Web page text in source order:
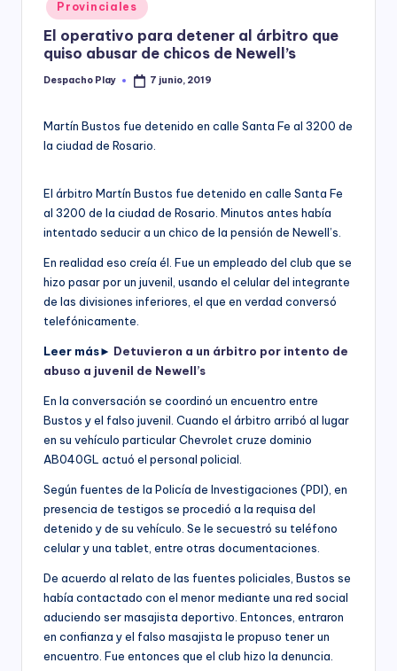
y
in
Provinciales
El operativo para detener al árbitro que
quiso abusar de chicos de Newell’s
Posted
Despacho Play 7 junio, 2019
Martín Bustos fue detenido en calle Santa Fe al 3200 de
la ciudad de Rosario.
El árbitro Martín Bustos fue detenido en calle Santa Fe
al 3200 de la ciudad de Rosario. Minutos antes había
intentado seducir a un chico de la pensión de Newell’s.
En realidad eso creía él. Fue un empleado del club que se
hizo pasar por un juvenil, usando el celular del integrante
de las divisiones inferiores, el que en verdad conversó
telefónicamente.
Leer más► Detuvieron a un árbitro por intento de
abuso a juvenil de Newell’s
En la conversación se coordinó un encuentro entre
Bustos y el falso juvenil. Cuando el árbitro arribó al lugar
en su vehículo particular Chevrolet cruze dominio
AB040GL actuó el personal policial.
Según fuentes de la Policía de Investigaciones (PDI), en
presencia de testigos se procedió a la requisa del
detenido y de su vehículo. Se le secuestró su teléfono
celular y una tablet, entre otras documentaciones.
De acuerdo al relato de las fuentes policiales, Bustos se
había contactado con el menor mediante una red social
aduciendo ser masajista deportivo. Entonces, entraron
en confianza y el falso masajista le propuso tener un
encuentro. Fue entonces que el club hizo la denuncia.